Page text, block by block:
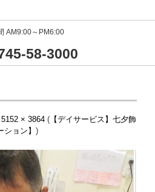
AM9:00～PM6:00
58-3000
5152 × 3864 ( 【デイサービス】七夕飾
ョン】 )